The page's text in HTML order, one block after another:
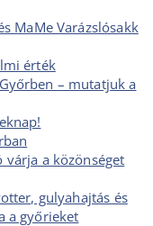
MaMe Varázslósakk
érték
– mutatjuk a
várja a közönséget
gulyahajtás és
a győrieket